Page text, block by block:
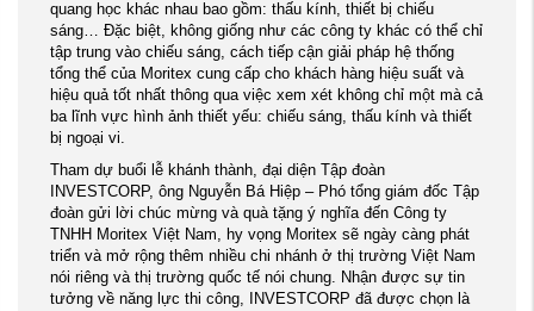
quang học khác nhau bao gồm: thấu kính, thiết bị chiếu
sáng… Đặc biệt, không giống như các công ty khác có thể chỉ
tập trung vào chiếu sáng, cách tiếp cận giải pháp hệ thống
tổng thể của Moritex cung cấp cho khách hàng hiệu suất và
hiệu quả tốt nhất thông qua việc xem xét không chỉ một mà cả
ba lĩnh vực hình ảnh thiết yếu: chiếu sáng, thấu kính và thiết
bị ngoại vi.
Tham dự buổi lễ khánh thành, đại diện Tập đoàn
INVESTCORP, ông Nguyễn Bá Hiệp – Phó tổng giám đốc Tập
đoàn gửi lời chúc mừng và quà tặng ý nghĩa đến Công ty
TNHH Moritex Việt Nam, hy vọng Moritex sẽ ngày càng phát
triển và mở rộng thêm nhiều chi nhánh ở thị trường Việt Nam
nói riêng và thị trường quốc tế nói chung. Nhận được sự tin
tưởng về năng lực thi công, INVESTCORP đã được chọn là